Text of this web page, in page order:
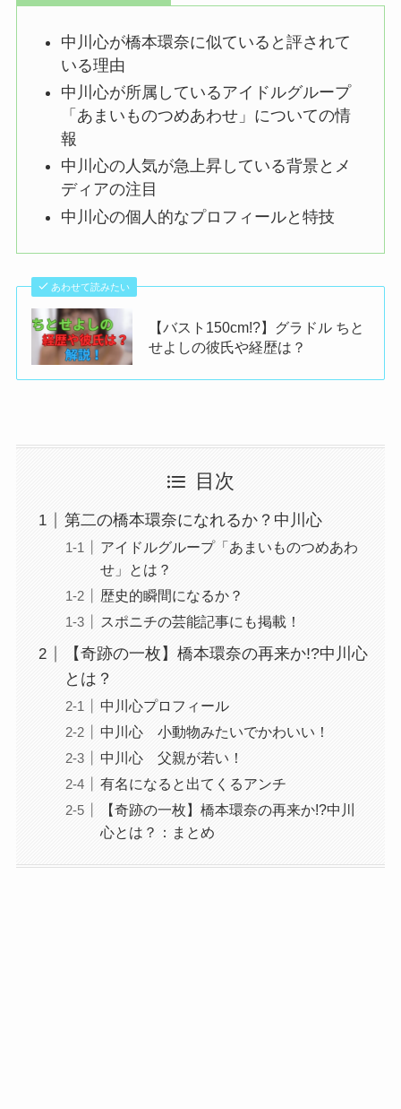
中川心が橋本環奈に似ていると評されて
いる理由
中川心が所属しているアイドルグループ
「あまいものつめあわせ」についての情
報
中川心の人気が急上昇している背景とメ
ディアの注目
中川心の個人的なプロフィールと特技
あわせて読みたい
【バスト150cm!?】グラドル ちと
せよしの彼氏や経歴は？
目次
第二の橋本環奈になれるか？中川心
アイドルグループ「あまいものつめあわ
せ」とは？
歴史的瞬間になるか？
スポニチの芸能記事にも掲載！
【奇跡の一枚】橋本環奈の再来か!?中川心
とは？
中川心プロフィール
中川心 小動物みたいでかわいい！
中川心 父親が若い！
有名になると出てくるアンチ
【奇跡の一枚】橋本環奈の再来か!?中川
心とは？：まとめ